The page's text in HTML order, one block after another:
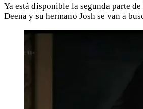
Ya está disponible la segunda parte
Deena y su hermano Josh se van a